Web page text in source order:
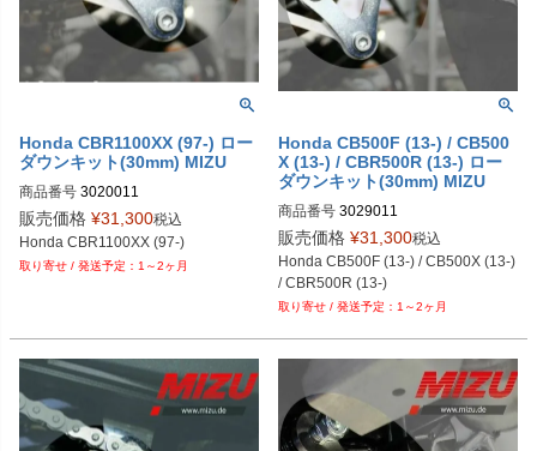
Honda CBR1100XX (97-) ロー
ダウンキット(30mm) MIZU
商品番号 3020011
販売価格 ¥31,300税込
Honda CBR1100XX (97-)
1～2ヶ月
Honda CB500F (13-) / CB500
X (13-) / CBR500R (13-) ロー
ダウンキット(30mm) MIZU
商品番号 3029011
販売価格 ¥31,300税込
Honda CB500F (13-) / CB500X (13-)
/ CBR500R (13-)
1～2ヶ月